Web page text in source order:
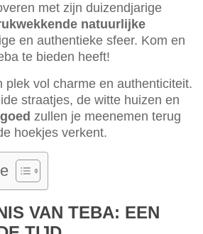
met zijn duizendjarige
natuurlijke
en authentieke sfeer. Kom en
te bieden heeft!
plek vol charme en authenticiteit.
straatjes, de witte huizen en
zullen je meenemen terug
hoekjes verkent.
VAN TEBA: EEN